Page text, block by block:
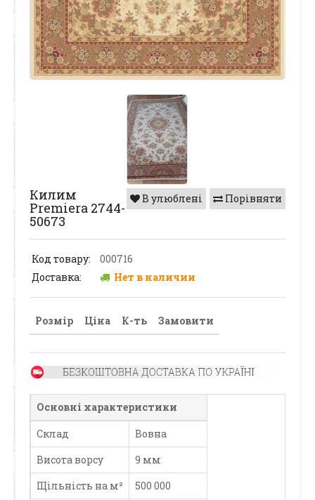
Порівняти
В улюблені
Килим
Premiera 2744-
50673
Код товару:
000716
Доставка:
Нет в наличии
Розмір Ціна К-ть Замовити
Основні характеристики
Склад
Вовна
Висота ворсу
9 мм
Щільність на м²
500 000